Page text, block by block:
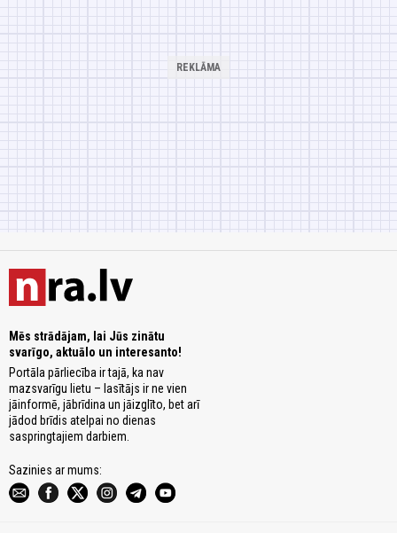
Mēs strādājam, lai Jūs zinātu
svarīgo, aktuālo un interesanto!
Portāla pārliecība ir tajā, ka nav
mazsvarīgu lietu – lasītājs ir ne vien
jāinformē, jābrīdina un jāizglīto, bet arī
jādod brīdis atelpai no dienas
saspringtajiem darbiem.
Sazinies ar mums: